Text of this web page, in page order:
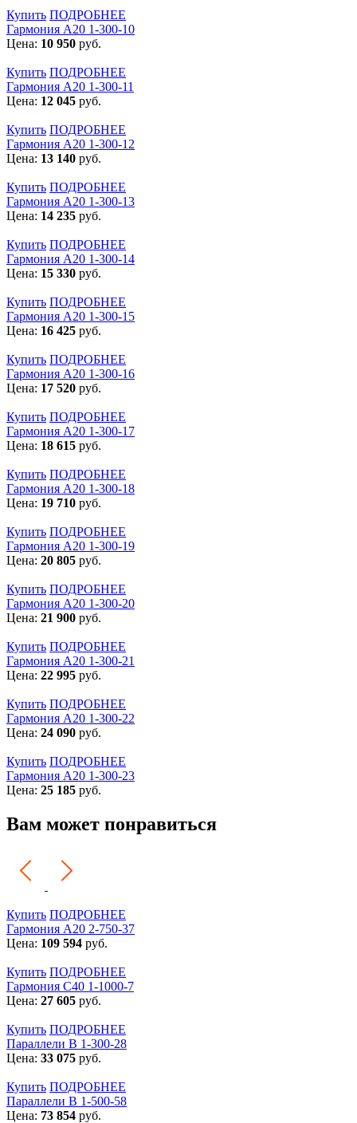
Купить ПОДРОБНЕЕ
Гармония А20 1-300-10
Цена: 10 950 руб.
Купить ПОДРОБНЕЕ
Гармония А20 1-300-11
Цена: 12 045 руб.
Купить ПОДРОБНЕЕ
Гармония А20 1-300-12
Цена: 13 140 руб.
Купить ПОДРОБНЕЕ
Гармония А20 1-300-13
Цена: 14 235 руб.
Купить ПОДРОБНЕЕ
Гармония А20 1-300-14
Цена: 15 330 руб.
Купить ПОДРОБНЕЕ
Гармония А20 1-300-15
Цена: 16 425 руб.
Купить ПОДРОБНЕЕ
Гармония А20 1-300-16
Цена: 17 520 руб.
Купить ПОДРОБНЕЕ
Гармония А20 1-300-17
Цена: 18 615 руб.
Купить ПОДРОБНЕЕ
Гармония А20 1-300-18
Цена: 19 710 руб.
Купить ПОДРОБНЕЕ
Гармония А20 1-300-19
Цена: 20 805 руб.
Купить ПОДРОБНЕЕ
Гармония А20 1-300-20
Цена: 21 900 руб.
Купить ПОДРОБНЕЕ
Гармония А20 1-300-21
Цена: 22 995 руб.
Купить ПОДРОБНЕЕ
Гармония А20 1-300-22
Цена: 24 090 руб.
Купить ПОДРОБНЕЕ
Гармония А20 1-300-23
Цена: 25 185 руб.
Вам может понравиться
Купить ПОДРОБНЕЕ
Гармония А20 2-750-37
Цена: 109 594 руб.
Купить ПОДРОБНЕЕ
Гармония С40 1-1000-7
Цена: 27 605 руб.
Купить ПОДРОБНЕЕ
Параллели В 1-300-28
Цена: 33 075 руб.
Купить ПОДРОБНЕЕ
Параллели В 1-500-58
Цена: 73 854 руб.